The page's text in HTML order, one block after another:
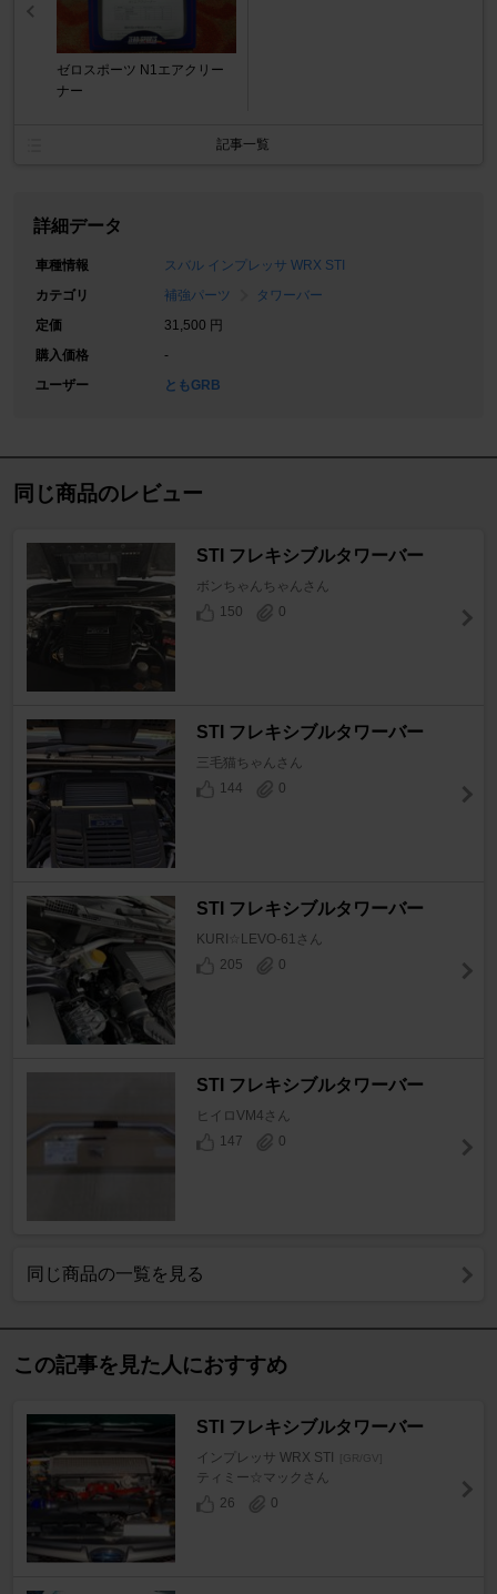
ゼロスポーツ N1エアクリー
ナー
記事一覧
詳細データ
車種情報
スバル インプレッサ WRX STI
カテゴリ
補強パーツ
タワーバー
定価
31,500 円
購入価格
-
ユーザー
ともGRB
同じ商品のレビュー
STI フレキシブルタワーバー
ボンちゃんちゃんさん
150
0
STI フレキシブルタワーバー
三毛猫ちゃんさん
144
0
STI フレキシブルタワーバー
KURI☆LEVO-61さん
205
0
STI フレキシブルタワーバー
ヒイロVM4さん
147
0
同じ商品の一覧を見る
この記事を見た人におすすめ
STI フレキシブルタワーバー
インプレッサ WRX STI [GR/GV]
ティミー☆マックさん
26
0